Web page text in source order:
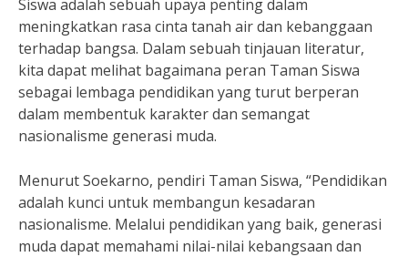
Siswa adalah sebuah upaya penting dalam
meningkatkan rasa cinta tanah air dan kebanggaan
terhadap bangsa. Dalam sebuah tinjauan literatur,
kita dapat melihat bagaimana peran Taman Siswa
sebagai lembaga pendidikan yang turut berperan
dalam membentuk karakter dan semangat
nasionalisme generasi muda.
Menurut Soekarno, pendiri Taman Siswa, “Pendidikan
adalah kunci untuk membangun kesadaran
nasionalisme. Melalui pendidikan yang baik, generasi
muda dapat memahami nilai-nilai kebangsaan dan